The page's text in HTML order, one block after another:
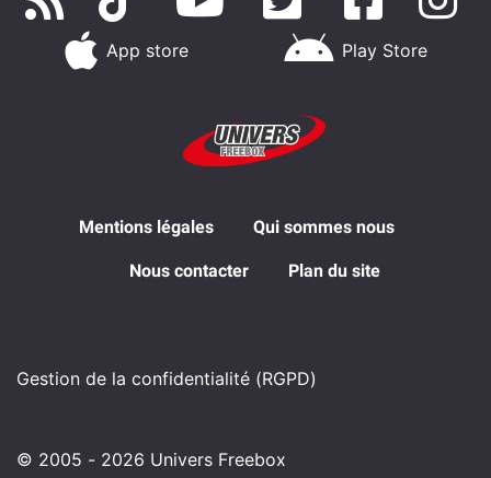
App store Play Store
Mentions légales Qui sommes nous
Nous contacter Plan du site
Gestion de la confidentialité (RGPD)
© 2005 - 2026 Univers Freebox